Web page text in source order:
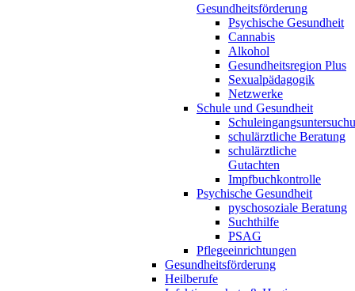
Gesundheitsförderung
Psychische Gesundheit
Cannabis
Alkohol
Gesundheitsregion Plus
Sexualpädagogik
Netzwerke
Schule und Gesundheit
schulärztliche Beratung
schulärztliche
Gutachten
Impfbuchkontrolle
Psychische Gesundheit
pyschosoziale Beratung
Suchthilfe
PSAG
Pflegeeinrichtungen
Gesundheitsförderung
Heilberufe